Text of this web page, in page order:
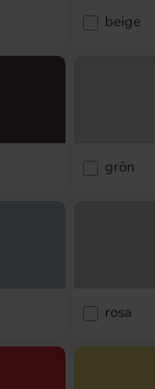
beige
grön
rosa